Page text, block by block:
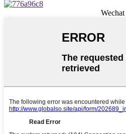
Wechat